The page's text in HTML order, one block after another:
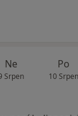
Ne
Srpen
Po
10 Srpen